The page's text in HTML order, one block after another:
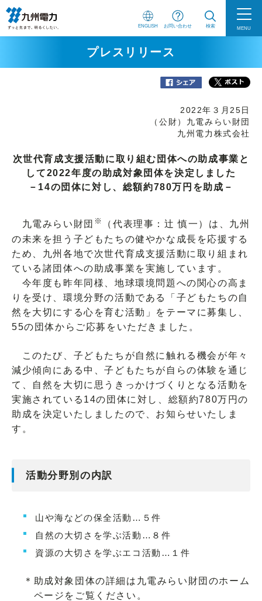
ENGLISH お問い合わせ 検索 MENU
プレスリリース
2022年３月25日
（公財）九電みらい財団
九州電力株式会社
次世代育成支援活動に取り組む団体への助成事業と
して2022年度の助成対象団体を決定しました
－14の団体に対し、総額約780万円を助成－
九電みらい財団 ※
（代表理事：辻 慎一）は、九州
の未来を担う子どもたちの健やかな成長を応援する
ため、九州各地で次世代育成支援活動に取り組まれ
ている諸団体への助成事業を実施しています。
今年度も昨年同様、地球環境問題への関心の高ま
りを受け、環境分野の活動である「子どもたちの自
然を大切にする心を育む活動」をテーマに募集し、
55の団体からご応募をいただきました。
このたび、子どもたちが自然に触れる機会が年々
減少傾向にある中、子どもたちが自らの体験を通じ
て、自然を大切に思うきっかけづくりとなる活動を
実施されている14の団体に対し、総額約780万円の
助成を決定いたしましたので、お知らせいたしま
す。
活動分野別の内訳
山や海などの保全活動…５件
自然の大切さを学ぶ活動…８件
資源の大切さを学ぶエコ活動…１件
＊助成対象団体の詳細は九電みらい財団のホーム
ページをご覧ください。